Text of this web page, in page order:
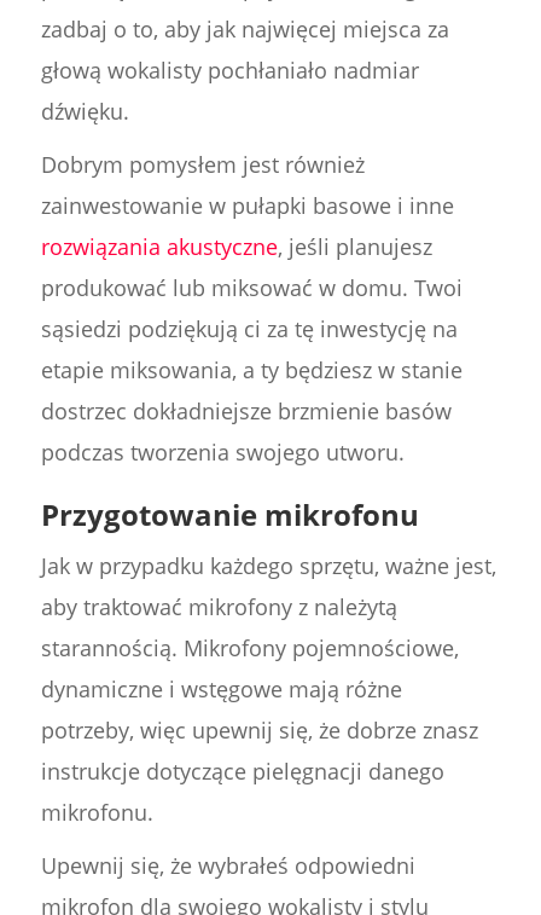
zadbaj o to, aby jak najwięcej miejsca za
głową wokalisty pochłaniało nadmiar
dźwięku.
Dobrym pomysłem jest również
zainwestowanie w pułapki basowe i inne
rozwiązania akustyczne, jeśli planujesz
produkować lub miksować w domu. Twoi
sąsiedzi podziękują ci za tę inwestycję na
etapie miksowania, a ty będziesz w stanie
dostrzec dokładniejsze brzmienie basów
podczas tworzenia swojego utworu.
Przygotowanie mikrofonu
Jak w przypadku każdego sprzętu, ważne jest,
aby traktować mikrofony z należytą
starannością. Mikrofony pojemnościowe,
dynamiczne i wstęgowe mają różne
potrzeby, więc upewnij się, że dobrze znasz
instrukcje dotyczące pielęgnacji danego
mikrofonu.
Upewnij się, że wybrałeś odpowiedni
mikrofon dla swojego wokalisty i stylu